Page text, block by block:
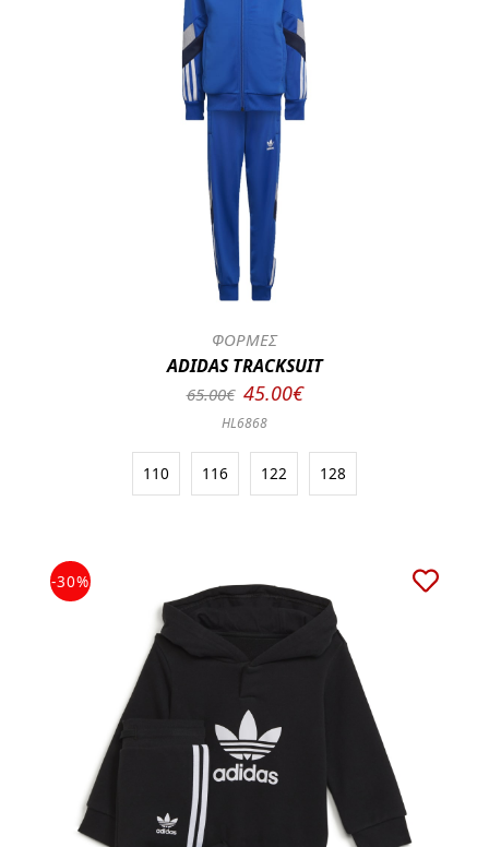
ΦΟΡΜΕΣ
ADIDAS TRACKSUIT
65.00€ 45.00€
HL6868
110 116 122 128
-30%